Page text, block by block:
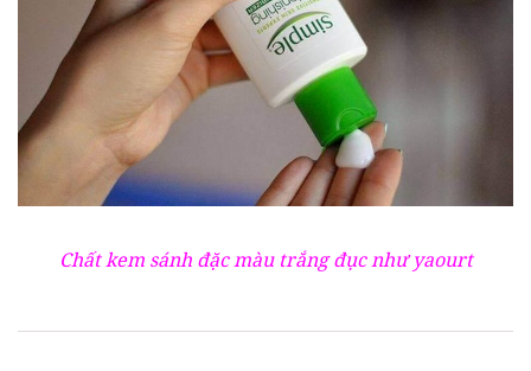
Chất kem sánh đặc màu trắng đục như yaourt